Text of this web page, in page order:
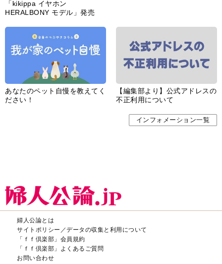
「kikippa イヤホン
HERALBONY モデル」発売
あなたのペット自慢を教えてく
ださい！
【編集部より】公式アドレスの
不正利用について
インフォメーション一覧
婦人公論とは
サイトポリシー／データの収集と利用について
「ｆｆ倶楽部」会員規約
「ｆｆ倶楽部」よくあるご質問
お問い合わせ